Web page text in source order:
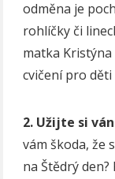
odměna je
rohlíčky či
matka
cvičení pro děti
2. Užijte si
vám škoda, že
na Štědrý